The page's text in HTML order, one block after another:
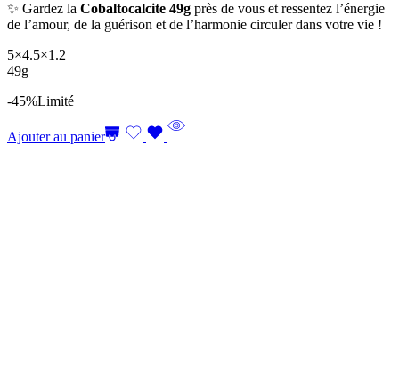
✨ Gardez la Cobaltocalcite 49g près de vous et ressentez l’énergie
de l’amour, de la guérison et de l’harmonie circuler dans votre vie !
5×4.5×1.2
49g
-45%Limité
Ajouter au panier